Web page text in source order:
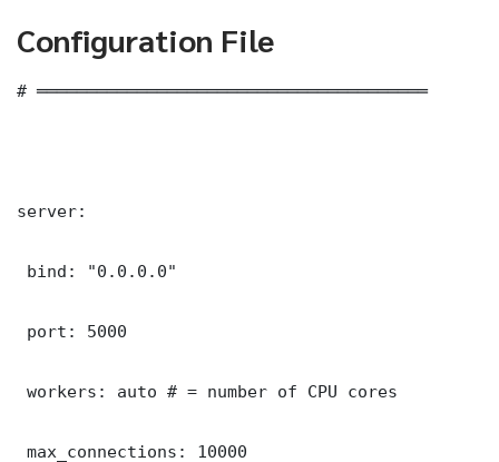
Configuration File
# ═══════════════════════════════════════
server:
bind: "0.0.0.0"
port: 5000
workers: auto # = number of CPU cores
max_connections: 10000